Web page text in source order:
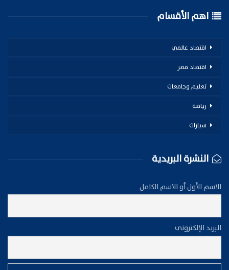
اهم الأقسام
اقتصاد عالمي
اقتصاد مصر
تعليم وجامعات
رياضة
سيارات
النشرة البريدية
الاسم الأول أو الاسم الكامل
البريد الإلكتروني